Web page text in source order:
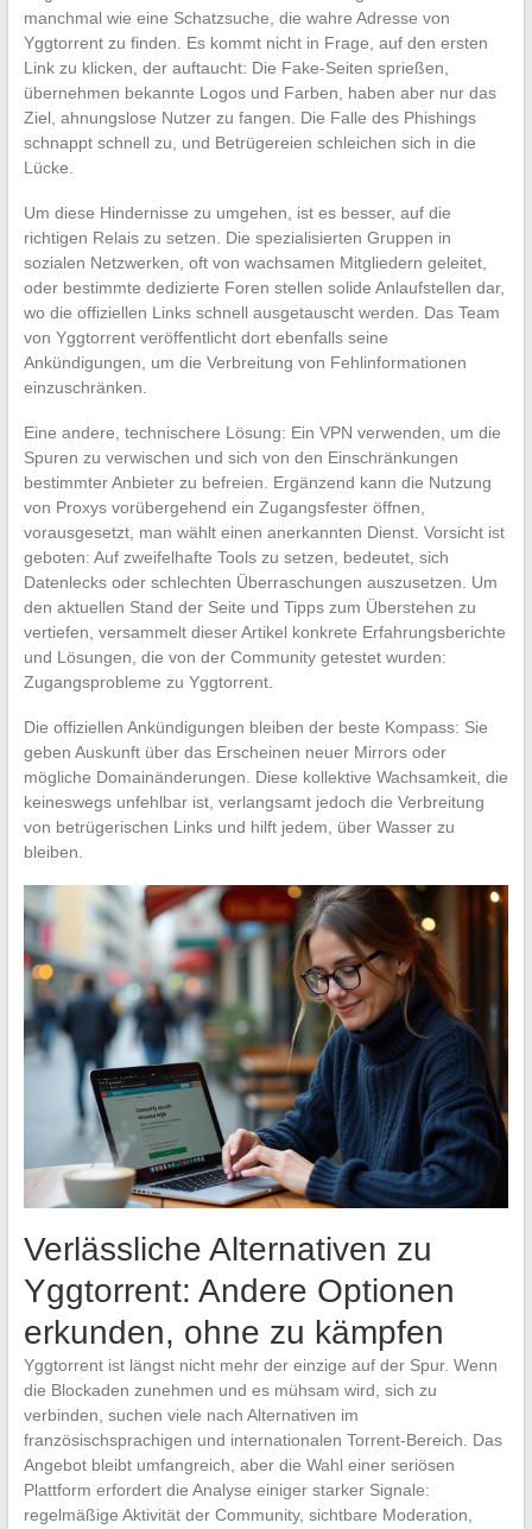
manchmal wie eine Schatzsuche, die wahre Adresse von
Yggtorrent zu finden. Es kommt nicht in Frage, auf den ersten
Link zu klicken, der auftaucht: Die Fake-Seiten sprießen,
übernehmen bekannte Logos und Farben, haben aber nur das
Ziel, ahnungslose Nutzer zu fangen. Die Falle des Phishings
schnappt schnell zu, und Betrügereien schleichen sich in die
Lücke.
Um diese Hindernisse zu umgehen, ist es besser, auf die
richtigen Relais zu setzen. Die spezialisierten Gruppen in
sozialen Netzwerken, oft von wachsamen Mitgliedern geleitet,
oder bestimmte dedizierte Foren stellen solide Anlaufstellen dar,
wo die offiziellen Links schnell ausgetauscht werden. Das Team
von Yggtorrent veröffentlicht dort ebenfalls seine
Ankündigungen, um die Verbreitung von Fehlinformationen
einzuschränken.
Eine andere, technischere Lösung: Ein VPN verwenden, um die
Spuren zu verwischen und sich von den Einschränkungen
bestimmter Anbieter zu befreien. Ergänzend kann die Nutzung
von Proxys vorübergehend ein Zugangsfester öffnen,
vorausgesetzt, man wählt einen anerkannten Dienst. Vorsicht ist
geboten: Auf zweifelhafte Tools zu setzen, bedeutet, sich
Datenlecks oder schlechten Überraschungen auszusetzen. Um
den aktuellen Stand der Seite und Tipps zum Überstehen zu
vertiefen, versammelt dieser Artikel konkrete Erfahrungsberichte
und Lösungen, die von der Community getestet wurden:
Zugangsprobleme zu Yggtorrent.
Die offiziellen Ankündigungen bleiben der beste Kompass: Sie
geben Auskunft über das Erscheinen neuer Mirrors oder
mögliche Domainänderungen. Diese kollektive Wachsamkeit, die
keineswegs unfehlbar ist, verlangsamt jedoch die Verbreitung
von betrügerischen Links und hilft jedem, über Wasser zu
bleiben.
Verlässliche Alternativen zu
Yggtorrent: Andere Optionen
erkunden, ohne zu kämpfen
Yggtorrent ist längst nicht mehr der einzige auf der Spur. Wenn
die Blockaden zunehmen und es mühsam wird, sich zu
verbinden, suchen viele nach Alternativen im
französischsprachigen und internationalen Torrent-Bereich. Das
Angebot bleibt umfangreich, aber die Wahl einer seriösen
Plattform erfordert die Analyse einiger starker Signale:
regelmäßige Aktivität der Community, sichtbare Moderation,